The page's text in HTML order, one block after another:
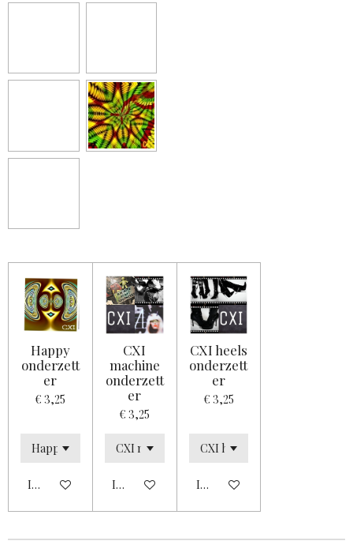
Happy
onderzett
er
€ 3,25
In winkelwagen
CXI
machine
onderzett
er
€ 3,25
In winkelwagen
CXI heels
onderzett
er
€ 3,25
In winkelwagen